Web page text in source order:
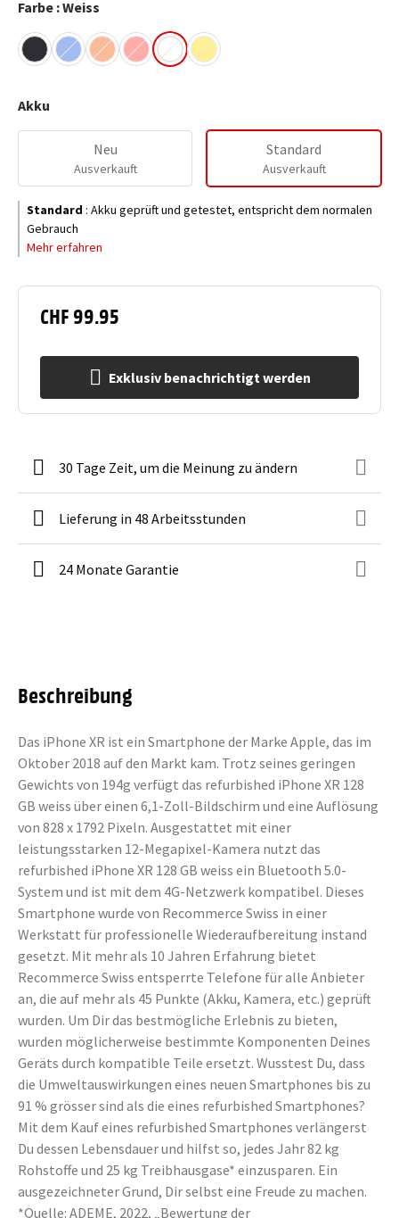
CHF 99.95
Exklusiv benachrichtigt werden
Farbe : Weiss
Akku
Neu
Ausverkauft
Standard
Ausverkauft
Standard : Akku geprüft und getestet, entspricht dem normalen
Gebrauch
Mehr erfahren
30 Tage Zeit, um die Meinung zu ändern
Lieferung in 48 Arbeitsstunden
24 Monate Garantie
Beschreibung
Das iPhone XR ist ein Smartphone der Marke Apple, das im
Oktober 2018 auf den Markt kam. Trotz seines geringen
Gewichts von 194g verfügt das refurbished iPhone XR 128
GB weiss über einen 6,1-Zoll-Bildschirm und eine Auflösung
von 828 x 1792 Pixeln. Ausgestattet mit einer
leistungsstarken 12-Megapixel-Kamera nutzt das
refurbished iPhone XR 128 GB weiss ein Bluetooth 5.0-
System und ist mit dem 4G-Netzwerk kompatibel. Dieses
Smartphone wurde von Recommerce Swiss in einer
Werkstatt für professionelle Wiederaufbereitung instand
gesetzt. Mit mehr als 10 Jahren Erfahrung bietet
Recommerce Swiss entsperrte Telefone für alle Anbieter
an, die auf mehr als 45 Punkte (Akku, Kamera, etc.) geprüft
wurden. Um Dir das bestmögliche Erlebnis zu bieten,
wurden möglicherweise bestimmte Komponenten Deines
Geräts durch kompatible Teile ersetzt. Wusstest Du, dass
die Umweltauswirkungen eines neuen Smartphones bis zu
91 % grösser sind als die eines refurbished Smartphones?
Mit dem Kauf eines refurbished Smartphones verlängerst
Du dessen Lebensdauer und hilfst so, jedes Jahr 82 kg
Rohstoffe und 25 kg Treibhausgase* einzusparen. Ein
ausgezeichneter Grund, Dir selbst eine Freude zu machen.
*Quelle: ADEME, 2022, „Bewertung der